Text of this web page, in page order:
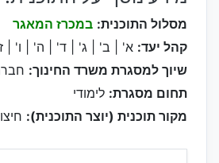
מסלול התוכנית: במכרז המאגר
קהל יעד: א' | ב' | ג' | ד' | ה' | ו' |
שיוך למסגרת משרד החינוך:
תחום מסגרת: לימודי
מקור תוכנית (יוצר התוכנית):